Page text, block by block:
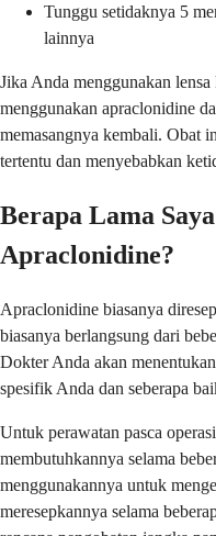
Tunggu setidaknya 5
lainnya
Jika Anda menggunakan
menggunakan apraclonidine
memasangnya kembali. Obat
tertentu dan menyebabkan
Berapa Lama
Apraclonidine?
Apraclonidine biasanya
biasanya berlangsung dari
Dokter Anda akan
spesifik Anda dan seberapa
Untuk perawatan pasca
membutuhkannya selama
menggunakannya untuk
meresepkannya selama